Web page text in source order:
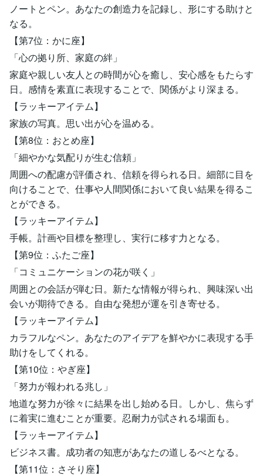
ノートとペン。あなたの創造力を記録し、形にする助けと
なる。
【第7位：かに座】
「心の拠り所、家庭の絆」
家庭や親しい友人との時間が心を癒し、安心感をもたらす
日。感情を素直に表現することで、関係がより深まる。
【ラッキーアイテム】
家族の写真。思い出が心を温める。
【第8位：おとめ座】
「細やかな気配りが生む信頼」
周囲への配慮が評価され、信頼を得られる日。細部に目を
向けることで、仕事や人間関係において良い結果を得るこ
とができる。
【ラッキーアイテム】
手帳。計画や目標を整理し、実行に移す力となる。
【第9位：ふたご座】
「コミュニケーションの花が咲く」
周囲との会話が弾む日。新たな情報が得られ、興味深い出
会いが期待できる。自由な発想が運を引き寄せる。
【ラッキーアイテム】
カラフルなペン。あなたのアイデアを鮮やかに表現する手
助けをしてくれる。
【第10位：やぎ座】
「努力が報われる兆し」
地道な努力が徐々に結果を出し始める日。しかし、焦らず
に着実に進むことが重要。忍耐力が試される場面も。
【ラッキーアイテム】
ビジネス書。成功者の知恵があなたの道しるべとなる。
【第11位：さそり座】